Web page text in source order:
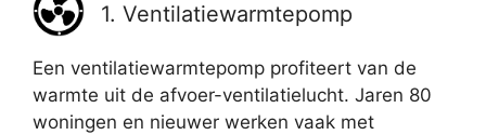
1. Ventilatiewarmtepomp
Een ventilatiewarmtepomp profiteert van de
warmte uit de afvoer-ventilatielucht. Jaren 80
woningen en nieuwer werken vaak met